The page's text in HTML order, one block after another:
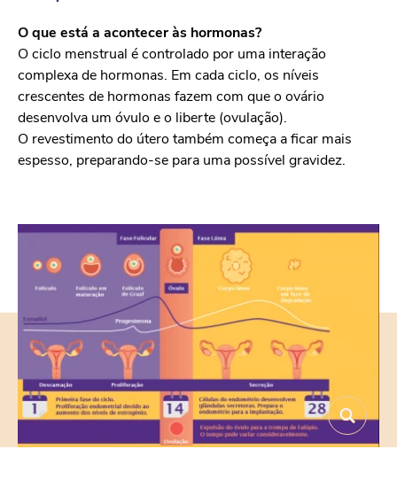
O que está a acontecer às hormonas?
O ciclo menstrual é controlado por uma interação
complexa de hormonas. Em cada ciclo, os níveis
crescentes de hormonas fazem com que o ovário
desenvolva um óvulo e o liberte (ovulação).
O revestimento do útero também começa a ficar mais
espesso, preparando-se para uma possível gravidez.